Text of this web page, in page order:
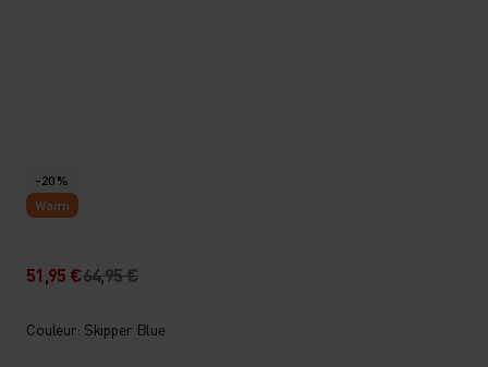
-20 %
Warm
51,95 €64,95 €
Couleur: Skipper Blue